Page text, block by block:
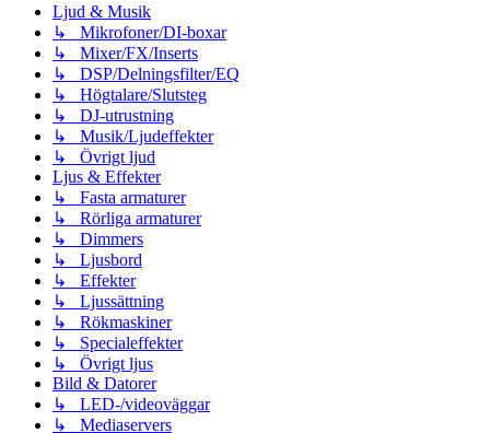
Ljud & Musik
↳ Mikrofoner/DI-boxar
↳ Mixer/FX/Inserts
↳ DSP/Delningsfilter/EQ
↳ Högtalare/Slutsteg
↳ DJ-utrustning
↳ Musik/Ljudeffekter
↳ Övrigt ljud
Ljus & Effekter
↳ Fasta armaturer
↳ Rörliga armaturer
↳ Dimmers
↳ Ljusbord
↳ Effekter
↳ Ljussättning
↳ Rökmaskiner
↳ Specialeffekter
↳ Övrigt ljus
Bild & Datorer
↳ LED-/videoväggar
↳ Mediaservers